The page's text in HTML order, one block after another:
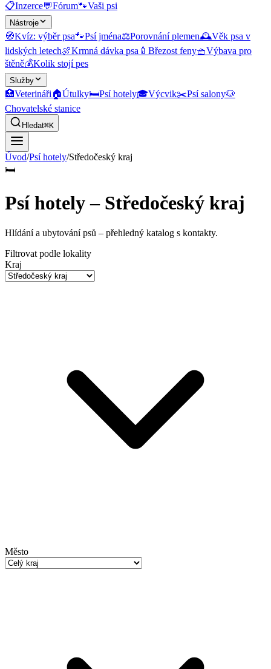
📋Inzerce💬Fórum🐾Vaši psi
Nástroje
🧭Kvíz: výběr psa🐾Psí jména⚖️Porovnání plemen🕰️Věk psa v
lidských letech🍖Krmná dávka psa 🍼 Březost feny🧺Výbava pro
štěně💰Kolik stojí pes
Služby
🏥Veterináři🏠Útulky🛏️Psí hotely🎓Výcvik✂️Psí salony🐶
Chovatelské stanice
Hledat⌘K
Úvod/Psí hotely/Středočeský kraj
🛏️
Psí hotely – Středočeský kraj
Hlídání a ubytování psů – přehledný katalog s kontakty.
Filtrovat podle lokality
Kraj
Město